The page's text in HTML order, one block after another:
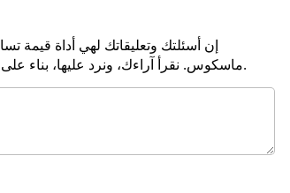
إن أسئلتك وتعليقاتك لهي أداة قيمة
ماسكوس. نقرأ آراءك، ونرد عليها، بناء على طلبكم في أسرع وقت ممكن.